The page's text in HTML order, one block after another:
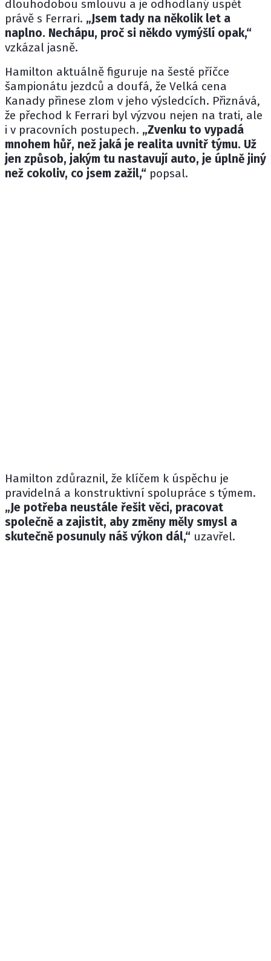
dlouhodobou smlouvu a je odhodlaný uspět
právě s Ferrari. „Jsem tady na několik let a
naplno. Nechápu, proč si někdo vymýšlí opak,“
vzkázal jasně.
Hamilton aktuálně figuruje na šesté příčce
šampionátu jezdců a doufá, že Velká cena
Kanady přinese zlom v jeho výsledcích. Přiznává,
že přechod k Ferrari byl výzvou nejen na trati, ale
i v pracovních postupech. „Zvenku to vypadá
mnohem hůř, než jaká je realita uvnitř týmu. Už
jen způsob, jakým tu nastavují auto, je úplně jiný
než cokoliv, co jsem zažil,“ popsal.
Hamilton zdůraznil, že klíčem k úspěchu je
pravidelná a konstruktivní spolupráce s týmem.
„Je potřeba neustále řešit věci, pracovat
společně a zajistit, aby změny měly smysl a
skutečně posunuly náš výkon dál,“ uzavřel.